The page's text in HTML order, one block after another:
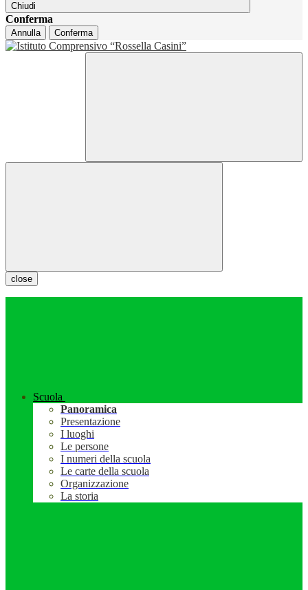
Chiudi
Conferma
Annulla Conferma
close
Scuola
Panoramica
Presentazione
I luoghi
Le persone
I numeri della scuola
Le carte della scuola
Organizzazione
La storia